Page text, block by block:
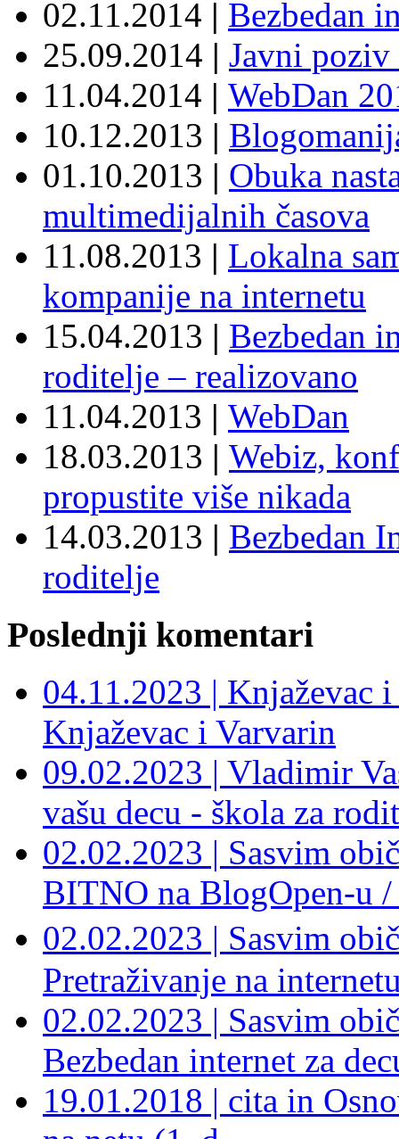
02.11.2014 | Bezbedan
25.09.2014 | Javni poziv
11.04.2014 | WebDan
10.12.2013 |
01.10.2013 | Obuka
multimedijalnih časova
11.08.2013 | Lokalna
kompanije na internetu
15.04.2013 | Bezbedan
roditelje – realizovano
11.04.2013 | WebDan
18.03.2013 | Webiz,
propustite više nikada
14.03.2013 | Bezbedan
roditelje
Poslednji komentari
04.11.2023 |
Knjaževac i Varvarin
09.02.2023 | Vladimir
vašu decu - škola za
02.02.2023 | Sasvim
BITNO na BlogOpen-u /
02.02.2023 | Sasvim
Pretraživanje na
02.02.2023 | Sasvim
Bezbedan internet za
19.01.2018 | cita in